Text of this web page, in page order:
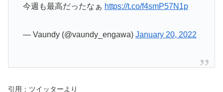
今週も最高だったなぁ https://t.co/f4smP57N1p
— Vaundy (@vaundy_engawa) January 20, 2022
引用：ツイッターより